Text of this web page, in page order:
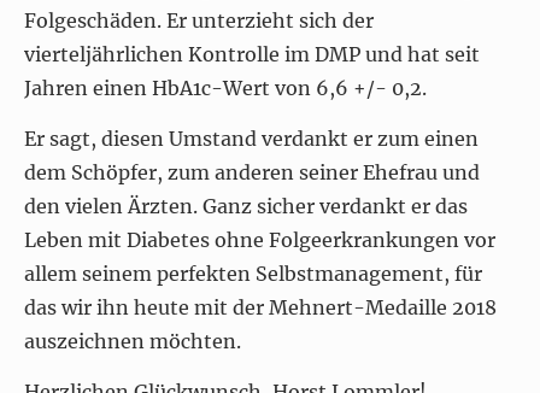
Folgeschäden. Er unterzieht sich der
vierteljährlichen Kontrolle im DMP und hat seit
Jahren einen HbA1c-Wert von 6,6 +/- 0,2.
Er sagt, diesen Umstand verdankt er zum einen
dem Schöpfer, zum anderen seiner Ehefrau und
den vielen Ärzten. Ganz sicher verdankt er das
Leben mit Diabetes ohne Folgeerkrankungen vor
allem seinem perfekten Selbstmanagement, für
das wir ihn heute mit der Mehnert-Medaille 2018
auszeichnen möchten.